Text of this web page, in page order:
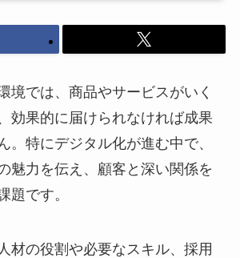
境では、商品やサービスがいく
効果的に届けられなければ成果
。特にデジタル化が進む中で、
魅力を伝え、顧客と深い関係を
題です。
材の役割や必要なスキル、採用